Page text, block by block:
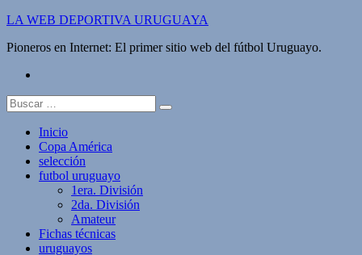
Saltar
contenido
LA WEB DEPORTIVA URUGUAYA
Pioneros en Internet: El primer sitio web del fútbol Uruguayo.
Buscar:
Inicio
Copa América
selección
futbol uruguayo
1era. División
2da. División
Amateur
Fichas técnicas
uruguayos